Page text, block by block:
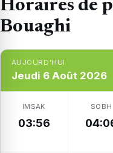
Horaires de
Bouaghi
AUJOURD'HUI
Jeudi 6 Août 2026
IMSAK
03:56
SOBH